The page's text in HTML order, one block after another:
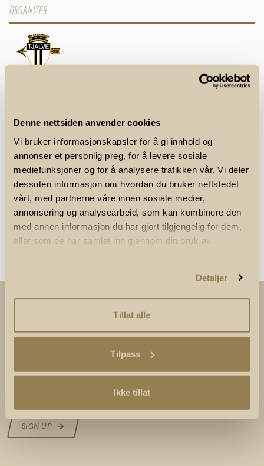
Denne nettsiden anvender cookies
Vi bruker informasjonskapsler for å gi innhold og
annonser et personlig preg, for å levere sosiale
mediefunksjoner og for å analysere trafikken vår. Vi deler
dessuten informasjon om hvordan du bruker nettstedet
vårt, med partnerne våre innen sosiale medier,
annonsering og analysearbeid, som kan kombinere den
med annen informasjon du har gjort tilgjengelig for dem,
eller som de har samlet inn gjennom din bruk av
Detaljer
Tillat alle
Tilpass
Ikke tillat
ORGANIZER
SUBSCRIBE TO OUR NEWSLETTER
can unsubscribe from our newsletter at any time.
SIGN UP